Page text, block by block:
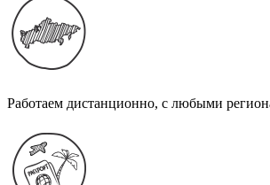
Работаем дистанционно, с любыми